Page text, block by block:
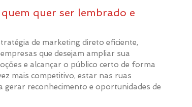
quer ser lembrado e
de marketing direto eficiente,
que desejam ampliar sua
e alcançar o público certo de forma
mais competitivo, estar nas ruas
gerar reconhecimento e oportunidades de